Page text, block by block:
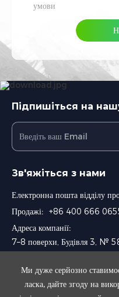
Ми дуже серйозно
ласка, дайте згоду на
умови
умови
Підпишіться на
Зв'яжіться з нами
Електронна пошта відділу
Продажі: +86 400 666
Адреса компанії:
7–8 поверхи, Будівля 3, №